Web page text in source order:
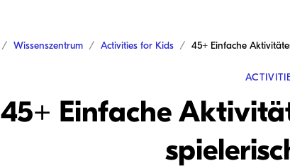
Wissenszentrum Activities for Kids
45+ Einfache